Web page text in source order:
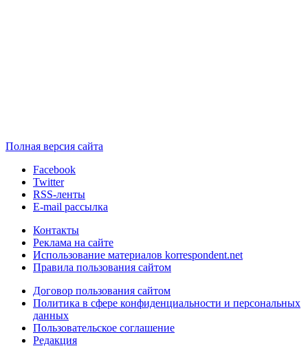
Полная версия сайта
Facebook
Twitter
RSS-ленты
E-mail рассылка
Контакты
Реклама на сайте
Использование материалов korrespondent.net
Правила пользования сайтом
Договор пользования сайтом
Политика в сфере конфиденциальности и персональных
данных
Пользовательское соглашение
Редакция